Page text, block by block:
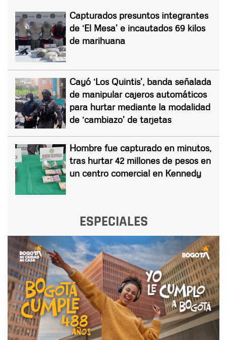
Capturados presuntos integrantes
de ‘El Mesa’ e incautados 69 kilos
de marihuana
Cayó ‘Los Quintis’, banda señalada
de manipular cajeros automáticos
para hurtar mediante la modalidad
de ‘cambiazo’ de tarjetas
Hombre fue capturado en minutos,
tras hurtar 42 millones de pesos en
un centro comercial en Kennedy
ESPECIALES